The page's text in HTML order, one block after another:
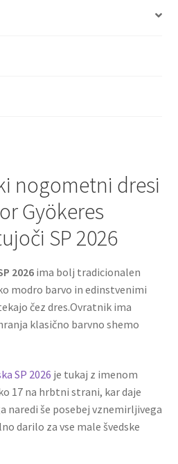
nogometni dresi
Gyökeres
SP 2026
2026ima bolj tradicionalen
modro barvo in edinstvenimi
čez dres.Ovratnik ima
klasično barvno shemo
SP 2026 je tukaj z imenom
17 na hrbtni strani, kar daje
naredi še posebej vznemirljivega
darilo za vse male švedske